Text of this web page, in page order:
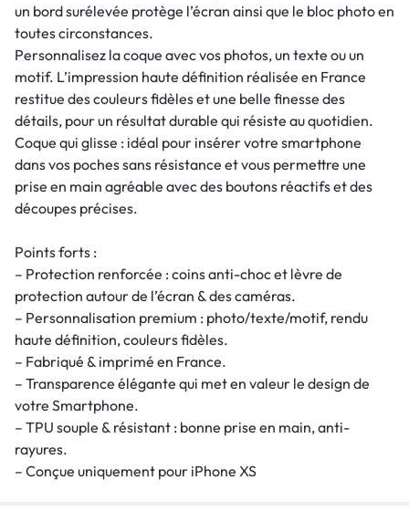
un bord surélevée protège l’écran ainsi que le bloc photo en
toutes circonstances.
Personnalisez la coque avec vos photos, un texte ou un
motif. L’impression haute définition réalisée en France
restitue des couleurs fidèles et une belle finesse des
détails, pour un résultat durable qui résiste au quotidien.
Coque qui glisse : idéal pour insérer votre smartphone
dans vos poches sans résistance et vous permettre une
prise en main agréable avec des boutons réactifs et des
découpes précises.
Points forts :
– Protection renforcée : coins anti-choc et lèvre de
protection autour de l’écran & des caméras.
– Personnalisation premium : photo/texte/motif, rendu
haute définition, couleurs fidèles.
– Fabriqué & imprimé en France.
– Transparence élégante qui met en valeur le design de
votre Smartphone.
– TPU souple & résistant : bonne prise en main, anti-
rayures.
– Conçue uniquement pour iPhone XS